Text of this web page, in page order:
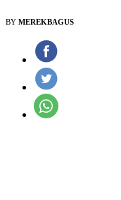
BY MEREKBAGUS